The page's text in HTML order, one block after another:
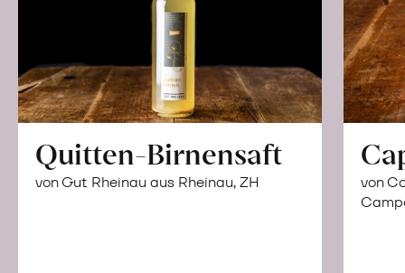
Quitten-Birnensaft
von Gut Rheinau aus Rheinau, ZH
von